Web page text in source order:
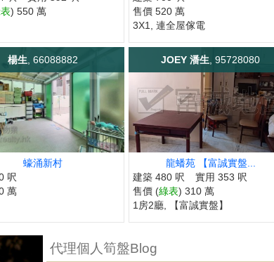
) 550 萬
售價 520 萬
3X1, 連全屋傢電
楊生 , 66088882
蠔涌新村
呎
萬
JOEY 潘生 , 95728080
龍蟠苑 【富誠實盤...
建築 480 呎
實用 353 呎
售價 (綠表) 310 萬
1房2廳, 【富誠實盤】
代理個人筍盤Blog